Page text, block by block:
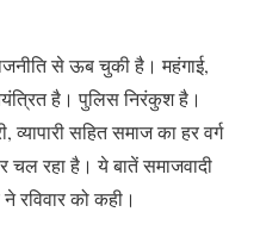
से ऊब चुकी है। महंगाई,
है। पुलिस निरंकुश है।
व्यापारी सहित समाज का हर वर्ग
चल रहा है। ये बातें समाजवादी
रविवार को कही।